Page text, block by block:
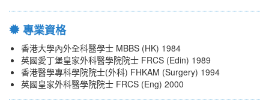
專業資格
香港大學內外全科醫學士 MBBS (HK) 1984
英國愛丁堡皇家外科醫學院院士 FRCS (Edin) 1989
香港醫學專科學院院士(外科) FHKAM (Surgery) 1994
英國皇家外科醫學院院士 FRCS (Eng) 2000